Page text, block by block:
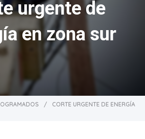
urgente de
en zona sur
/
CORTE URGENTE DE ENERGÍA